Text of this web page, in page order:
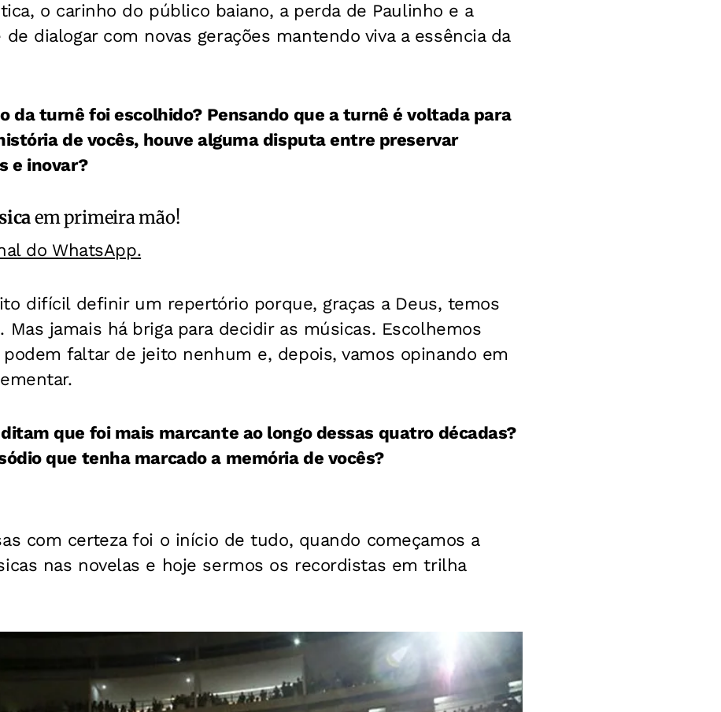
o carinho do público baiano, a perda de Paulinho e a
dialogar com novas gerações mantendo viva a essência da
da turnê foi escolhido? Pensando que a turnê é voltada para
de vocês, houve alguma disputa entre preservar
e inovar?
em primeira mão!
do WhatsApp.
difícil definir um repertório porque, graças a Deus, temos
Mas jamais há briga para decidir as músicas. Escolhemos
faltar de jeito nenhum e, depois, vamos opinando em
que foi mais marcante ao longo dessas quatro décadas?
que tenha marcado a memória de vocês?
com certeza foi o início de tudo, quando começamos a
nas novelas e hoje sermos os recordistas em trilha